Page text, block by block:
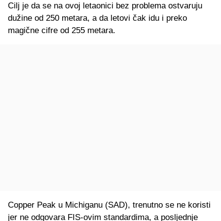
Cilj je da se na ovoj letaonici bez problema ostvaruju
dužine od 250 metara, a da letovi čak idu i preko
magične cifre od 255 metara.
Copper Peak u Michiganu (SAD), trenutno se ne koristi
jer ne odgovara FIS-ovim standardima, a posljednje